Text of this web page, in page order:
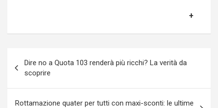
articoli
Dire no a Quota 103 renderà più ricchi? La verità da
scoprire
Rottamazione quater per tutti con maxi-sconti: le ultime